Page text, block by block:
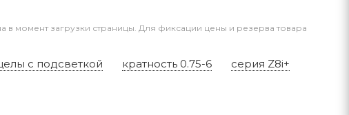
в момент загрузки страницы. Для фиксации цены и резерва товара
с подсветкой кратность 0.75-6
серия Z8i+